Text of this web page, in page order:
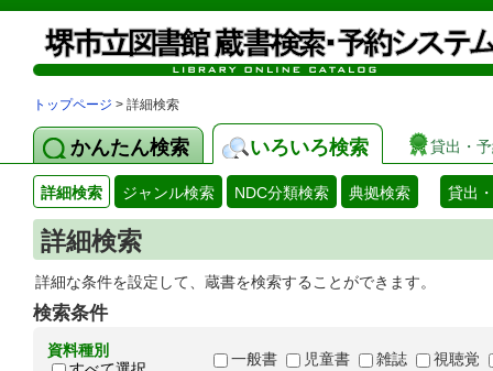
トップページ > 詳細検索
かんたん検索 いろいろ検索 貸出・
詳細検索 ジャンル検索 NDC分類検索 典拠検索 貸出
詳細検索
詳細な条件を設定して、蔵書を検索することができます。
検索条件
資料種別
一般書 児童書 雑誌 視聴覚